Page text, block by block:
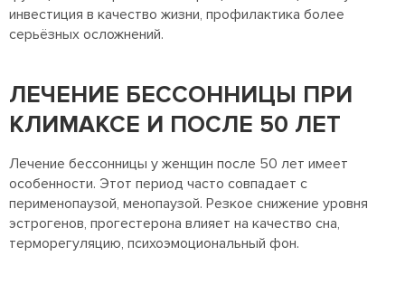
инвестиция в качество жизни, профилактика более
серьёзных осложнений.
ЛЕЧЕНИЕ БЕССОННИЦЫ ПРИ
КЛИМАКСЕ И ПОСЛЕ 50 ЛЕТ
Лечение бессонницы у женщин после 50 лет имеет
особенности. Этот период часто совпадает с
перименопаузой, менопаузой. Резкое снижение уровня
эстрогенов, прогестерона влияет на качество сна,
терморегуляцию, психоэмоциональный фон.